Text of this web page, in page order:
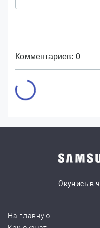
Комментариев: 0
Окунись в
На главную